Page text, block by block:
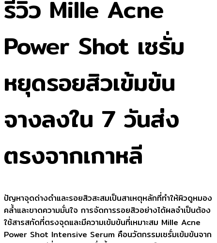
รีวิว Mille Acne
Power Shot เซรั่ม
หยุดรอยสิวเข้มข้น
จางลงใน 7 วันส่ง
ตรงจากเกาหลี
ปัญหาจุดด่างดำและรอยสิวสะสมเป็นสาเหตุหลักที่ทำให้ผิวดูหมอง
คล้ำและขาดความมั่นใจ การจัดการรอยสิวอย่างได้ผลจำเป็นต้อง
ใช้สารสกัดที่ตรงจุดและมีความเข้มข้นที่เหมาะสม Mille Acne
Power Shot Intensive Serum คือนวัตกรรมเซรั่มเข้มข้นจาก